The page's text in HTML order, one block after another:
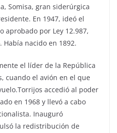
Somisa, gran siderúrgica
En 1947, ideó el
aprobado por Ley 12.987,
Había nacido en 1892.
el líder de la República
cuando el avión en el que
accedió al poder
en 1968 y llevó a cabo
Inauguró
la redistribución de